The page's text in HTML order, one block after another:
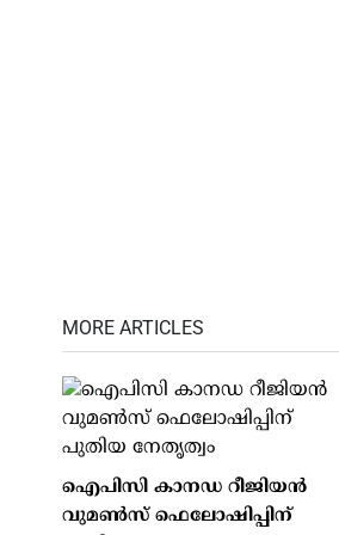
MORE ARTICLES
ഐപിസി കാനഡ റീജിയന്‍
വുമണ്‍സ് ഫെലോഷിപ്പിന്